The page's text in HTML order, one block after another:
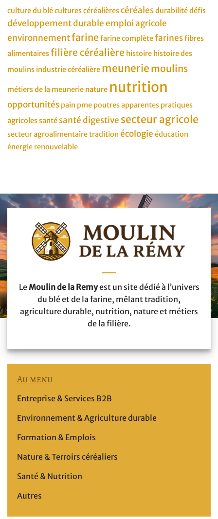
culture du blécultures céréalièrescéréalesdurabilitédéfis
développement durableemploi agricole
environnementfarine farine complètefarinesfibres
alimentairesfilière céréalière histoire histoire des
moulins industrie céréalière meunerie moulins
métiers de la meunerie nature nutrition
opportunités pain pme poutres apparentes pratiques
agricolessanté santé digestive secteur agricole
secteur agroalimentairetradition écologie éducation
énergie renouvelable
Le Moulin de la Remyest un site dédié à l’univers
du blé et de la farine, mêlant tradition,
agriculture durable, nutrition, nature et métiers
de la filière.
Au menu
Entreprise & Services B2B
Environnement & Agriculture durable
Formation & Emplois
Nature & Terroirs céréaliers
Santé & Nutrition
Autres